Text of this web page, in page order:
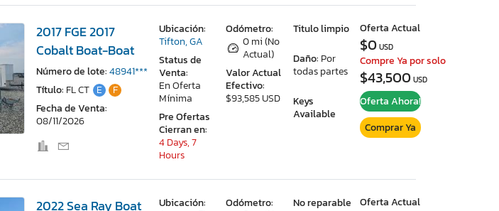
2017 FGE 2017
Cobalt Boat-Boat
Número de lote:48941***
Título: FL CT E
F
Fecha de Venta:
08/11/2026
Odómetro:
0 mi (No
Actual)
Valor Actual
Efectivo:
$93,585 USD
Titulo limpio
Daño: Por
todas partes
Keys
Available
Ubicación:
Tifton, GA
Status de
Venta:
En Oferta
Mínima
Pre Ofertas
Cierran en:
4 Days, 7
Hours
Oferta Actual
$0USD
Compre Ya por solo
$43,500USD
Oferta Ahora!
Comprar Ya
2022 Sea Ray Boat
Odómetro:
No reparable
Ubicación:
Oferta Actual